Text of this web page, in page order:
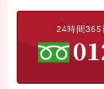
24時間365